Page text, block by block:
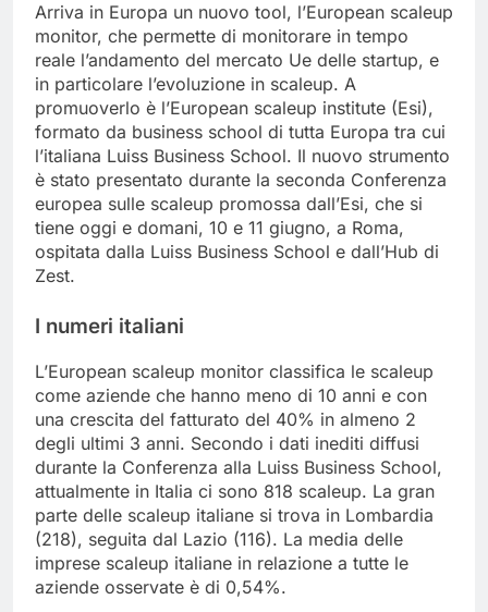
Arriva in Europa un nuovo tool, l’European scaleup
monitor, che permette di monitorare in tempo
reale l’andamento del mercato Ue delle startup, e
in particolare l’evoluzione in scaleup. A
promuoverlo è l’European scaleup institute (Esi),
formato da business school di tutta Europa tra cui
l’italiana Luiss Business School. Il nuovo strumento
è stato presentato durante la seconda Conferenza
europea sulle scaleup promossa dall’Esi, che si
tiene oggi e domani, 10 e 11 giugno, a Roma,
ospitata dalla Luiss Business School e dall’Hub di
Zest.
I numeri italiani
L’European scaleup monitor classifica le scaleup
come aziende che hanno meno di 10 anni e con
una crescita del fatturato del 40% in almeno 2
degli ultimi 3 anni. Secondo i dati inediti diffusi
durante la Conferenza alla Luiss Business School,
attualmente in Italia ci sono 818 scaleup. La gran
parte delle scaleup italiane si trova in Lombardia
(218), seguita dal Lazio (116). La media delle
imprese scaleup italiane in relazione a tutte le
aziende osservate è di 0,54%.